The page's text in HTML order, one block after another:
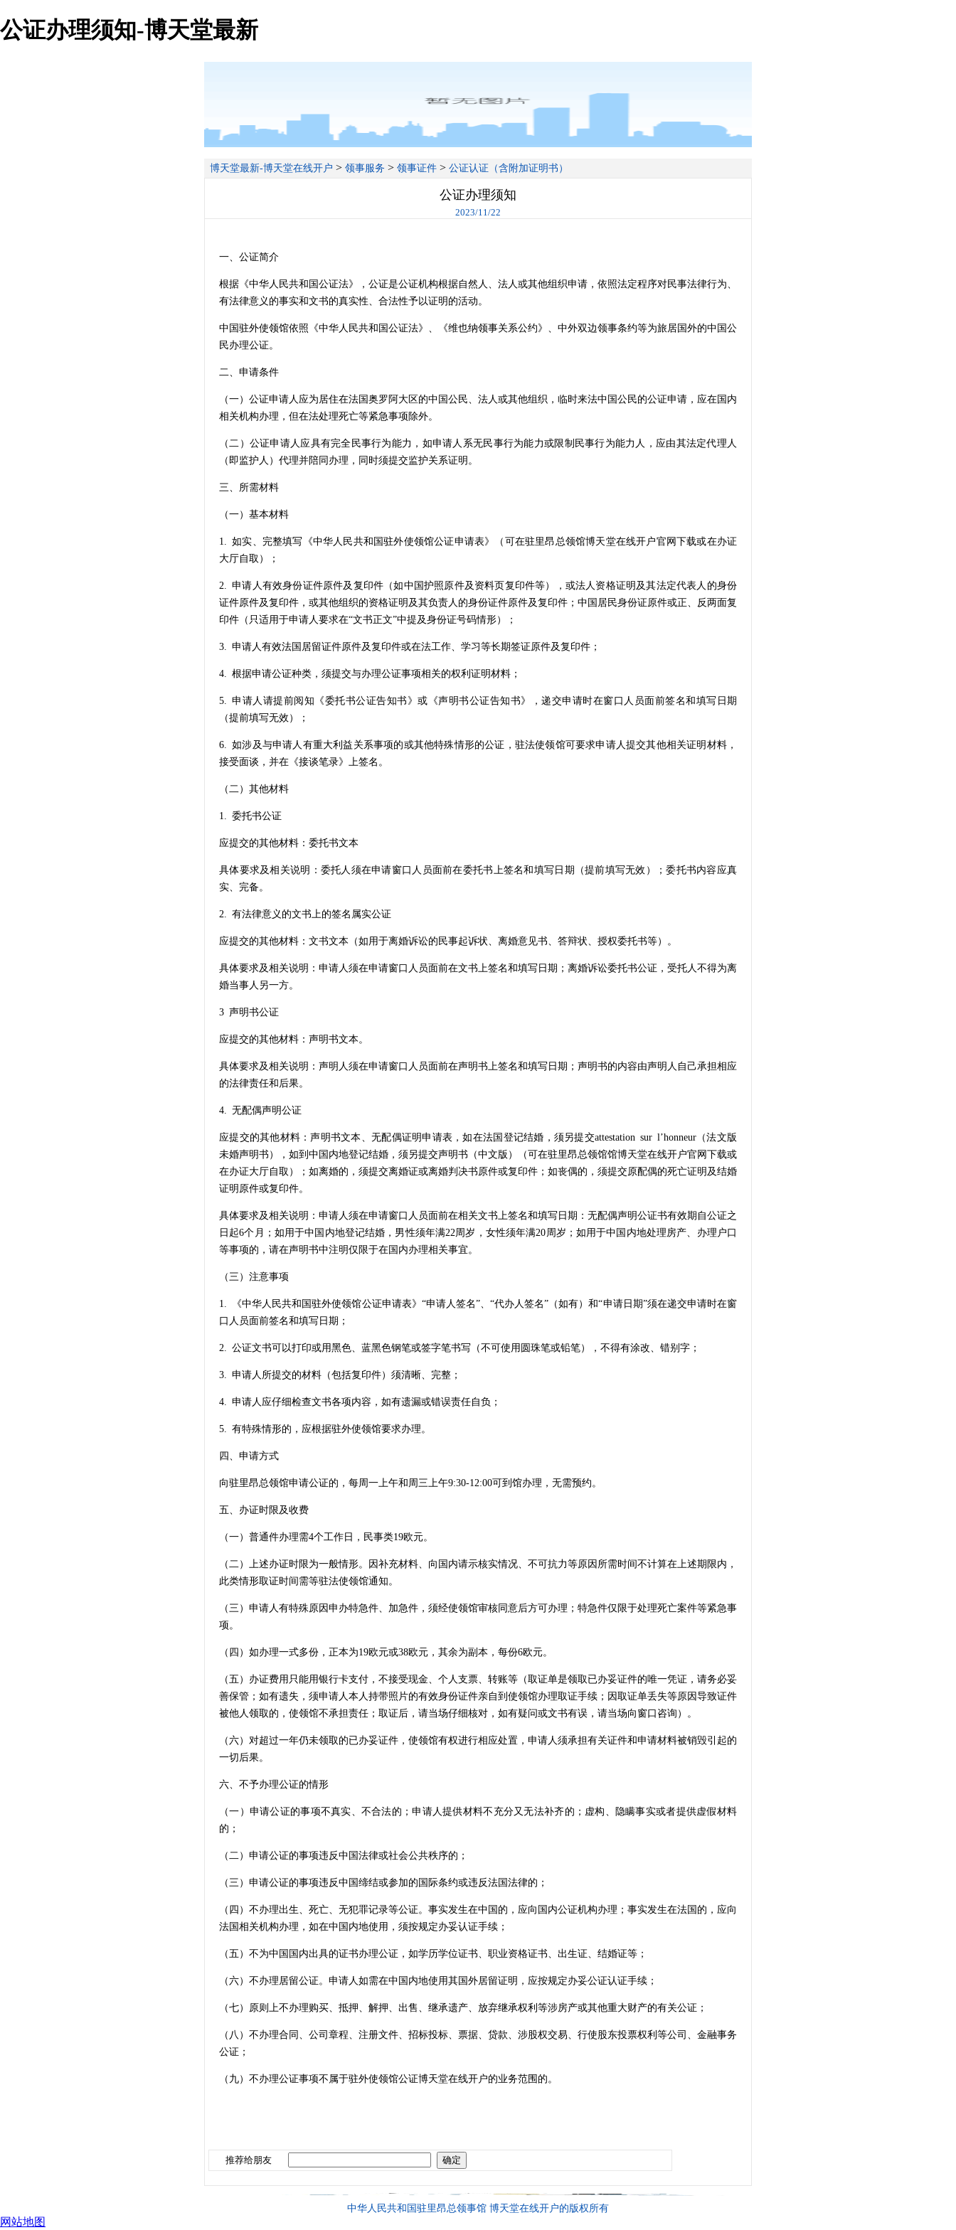
公证办理须知-博天堂最新
博天堂最新-博天堂在线开户 > 领事服务 > 领事证件 > 公证认证（含附加证明书）
公证办理须知
2023/11/22
一、公证简介
根据《中华人民共和国公证法》，公证是公证机构根据自然人、法人或其他组织申请，依照法定程序对民事法律行为、
有法律意义的事实和文书的真实性、合法性予以证明的活动。
中国驻外使领馆依照《中华人民共和国公证法》、《维也纳领事关系公约》、中外双边领事条约等为旅居国外的中国公
民办理公证。
二、申请条件
（一）公证申请人应为居住在法国奥罗阿大区的中国公民、法人或其他组织，临时来法中国公民的公证申请，应在国内
相关机构办理，但在法处理死亡等紧急事项除外。
（二）公证申请人应具有完全民事行为能力，如申请人系无民事行为能力或限制民事行为能力人，应由其法定代理人
（即监护人）代理并陪同办理，同时须提交监护关系证明。
三、所需材料
（一）基本材料
1. 如实、完整填写《中华人民共和国驻外使领馆公证申请表》（可在驻里昂总领馆博天堂在线开户官网下载或在办证
大厅自取）；
2. 申请人有效身份证件原件及复印件（如中国护照原件及资料页复印件等），或法人资格证明及其法定代表人的身份
证件原件及复印件，或其他组织的资格证明及其负责人的身份证件原件及复印件；中国居民身份证原件或正、反两面复
印件（只适用于申请人要求在“文书正文”中提及身份证号码情形）；
3. 申请人有效法国居留证件原件及复印件或在法工作、学习等长期签证原件及复印件；
4. 根据申请公证种类，须提交与办理公证事项相关的权利证明材料；
5. 申请人请提前阅知《委托书公证告知书》或《声明书公证告知书》，递交申请时在窗口人员面前签名和填写日期
（提前填写无效）；
6. 如涉及与申请人有重大利益关系事项的或其他特殊情形的公证，驻法使领馆可要求申请人提交其他相关证明材料，
接受面谈，并在《接谈笔录》上签名。
（二）其他材料
1. 委托书公证
应提交的其他材料：委托书文本
具体要求及相关说明：委托人须在申请窗口人员面前在委托书上签名和填写日期（提前填写无效）；委托书内容应真
实、完备。
2. 有法律意义的文书上的签名属实公证
应提交的其他材料：文书文本（如用于离婚诉讼的民事起诉状、离婚意见书、答辩状、授权委托书等）。
具体要求及相关说明：申请人须在申请窗口人员面前在文书上签名和填写日期；离婚诉讼委托书公证，受托人不得为离
婚当事人另一方。
3 声明书公证
应提交的其他材料：声明书文本。
具体要求及相关说明：声明人须在申请窗口人员面前在声明书上签名和填写日期；声明书的内容由声明人自己承担相应
的法律责任和后果。
4. 无配偶声明公证
应提交的其他材料：声明书文本、无配偶证明申请表，如在法国登记结婚，须另提交attestation sur l’honneur（法文版
未婚声明书），如到中国内地登记结婚，须另提交声明书（中文版）（可在驻里昂总领馆馆博天堂在线开户官网下载或
在办证大厅自取）；如离婚的，须提交离婚证或离婚判决书原件或复印件；如丧偶的，须提交原配偶的死亡证明及结婚
证明原件或复印件。
具体要求及相关说明：申请人须在申请窗口人员面前在相关文书上签名和填写日期：无配偶声明公证书有效期自公证之
日起6个月；如用于中国内地登记结婚，男性须年满22周岁，女性须年满20周岁；如用于中国内地处理房产、办理户口
等事项的，请在声明书中注明仅限于在国内办理相关事宜。
（三）注意事项
1. 《中华人民共和国驻外使领馆公证申请表》“申请人签名”、“代办人签名”（如有）和“申请日期”须在递交申请时在窗
口人员面前签名和填写日期；
2. 公证文书可以打印或用黑色、蓝黑色钢笔或签字笔书写（不可使用圆珠笔或铅笔），不得有涂改、错别字；
3. 申请人所提交的材料（包括复印件）须清晰、完整；
4. 申请人应仔细检查文书各项内容，如有遗漏或错误责任自负；
5. 有特殊情形的，应根据驻外使领馆要求办理。
四、申请方式
向驻里昂总领馆申请公证的，每周一上午和周三上午9:30-12:00可到馆办理，无需预约。
五、办证时限及收费
（一）普通件办理需4个工作日，民事类19欧元。
（二）上述办证时限为一般情形。因补充材料、向国内请示核实情况、不可抗力等原因所需时间不计算在上述期限内，
此类情形取证时间需等驻法使领馆通知。
（三）申请人有特殊原因申办特急件、加急件，须经使领馆审核同意后方可办理；特急件仅限于处理死亡案件等紧急事
项。
（四）如办理一式多份，正本为19欧元或38欧元，其余为副本，每份6欧元。
（五）办证费用只能用银行卡支付，不接受现金、个人支票、转账等（取证单是领取已办妥证件的唯一凭证，请务必妥
善保管；如有遗失，须申请人本人持带照片的有效身份证件亲自到使领馆办理取证手续；因取证单丢失等原因导致证件
被他人领取的，使领馆不承担责任；取证后，请当场仔细核对，如有疑问或文书有误，请当场向窗口咨询）。
（六）对超过一年仍未领取的已办妥证件，使领馆有权进行相应处置，申请人须承担有关证件和申请材料被销毁引起的
一切后果。
六、不予办理公证的情形
（一）申请公证的事项不真实、不合法的；申请人提供材料不充分又无法补齐的；虚构、隐瞒事实或者提供虚假材料
的；
（二）申请公证的事项违反中国法律或社会公共秩序的；
（三）申请公证的事项违反中国缔结或参加的国际条约或违反法国法律的；
（四）不办理出生、死亡、无犯罪记录等公证。事实发生在中国的，应向国内公证机构办理；事实发生在法国的，应向
法国相关机构办理，如在中国内地使用，须按规定办妥认证手续；
（五）不为中国国内出具的证书办理公证，如学历学位证书、职业资格证书、出生证、结婚证等；
（六）不办理居留公证。申请人如需在中国内地使用其国外居留证明，应按规定办妥公证认证手续；
（七）原则上不办理购买、抵押、解押、出售、继承遗产、放弃继承权利等涉房产或其他重大财产的有关公证；
（八）不办理合同、公司章程、注册文件、招标投标、票据、贷款、涉股权交易、行使股东投票权利等公司、金融事务
公证；
（九）不办理公证事项不属于驻外使领馆公证博天堂在线开户的业务范围的。
推荐给朋友
中华人民共和国驻里昂总领事馆 博天堂在线开户的版权所有
网站地图